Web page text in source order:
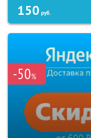
150 руб.
-50%